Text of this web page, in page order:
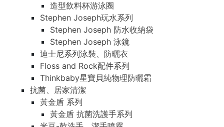
造型飲料杯游泳圈
Stephen Joseph玩水系列
Stephen Joseph 防水收納袋
Stephen Joseph 泳鏡
迪士尼系列泳裝、防曬衣
Floss and Rock配件系列
Thinkbaby星寶貝純物理防曬霜
抗菌、居家清潔
黃金盾 系列
黃金盾 抗菌洗護手系列